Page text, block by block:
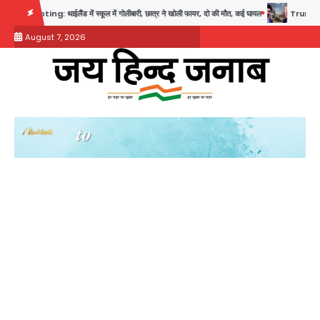
content
थाईलैंड में स्कूल में गोलीबारी, छात्र ने खोली फायर, दो की मौत, कई घायल Trump’s Dual
August 7, 2026